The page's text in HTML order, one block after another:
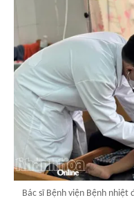
Bác sĩ Bệnh viện Bệnh